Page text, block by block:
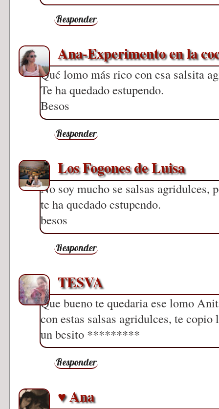
Responder
Ana-Experimento en la
Qué lomo más rico con esa salsita
Te ha quedado estupendo.
Besos
Responder
Los Fogones de Luisa
No soy mucho se salsas agridulces,
te ha quedado estupendo.
besos
Responder
TESVA
Que bueno te quedaria ese lomo
con estas salsas agridulces, te copio
un besito *********
Responder
♥ Ana